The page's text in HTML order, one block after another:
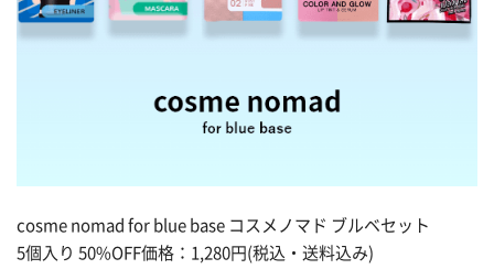
cosme nomad for blue base コスメノマド ブルベセット
5個入り 50%OFF価格：1,280円(税込・送料込み)